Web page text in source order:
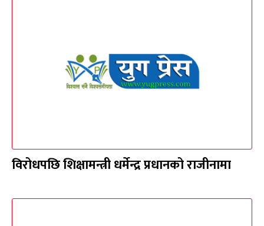
विरोधपछि शिक्षामन्त्री धर्मेन्द्र प्रधानको राजीनामा